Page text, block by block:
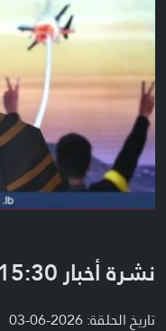
نشرة أخبار 15:30
تاريخ الحلقة: 2026-06-03